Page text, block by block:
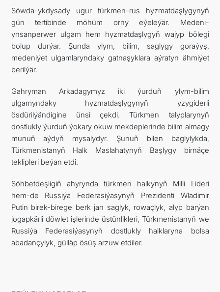
Söwda-ykdysady ugur türkmen-rus hyzmatdaşlygynyň
gün tertibinde möhüm orny eýeleýär. Medeni-
ynsanperwer ulgam hem hyzmatdaşlygyň wajyp bölegi
bolup durýar. Şunda ylym, bilim, saglygy goraýyş,
medeniýet ulgamlaryndaky gatnaşyklara aýratyn ähmiýet
berilýär.
Gahryman Arkadagymyz iki ýurduň ylym-bilim
ulgamyndaky hyzmatdaşlygynyň yzygiderli
ösdürilýändigine ünsi çekdi. Türkmen talyplarynyň
dostlukly ýurduň ýokary okuw mekdeplerinde bilim almagy
munuň aýdyň mysalydyr. Şunuň bilen baglylykda,
Türkmenistanyň Halk Maslahatynyň Başlygy birnäçe
teklipleri beýan etdi.
Söhbetdeşligiň ahyrynda türkmen halkynyň Milli Lideri
hem-de Russiýa Federasiýasynyň Prezidenti Wladimir
Putin birek-birege berk jan saglyk, rowaçlyk, alyp barýan
jogapkärli döwlet işlerinde üstünlikleri, Türkmenistanyň we
Russiýa Federasiýasynyň dostlukly halklaryna bolsa
abadançylyk, gülläp ösüş arzuw etdiler.